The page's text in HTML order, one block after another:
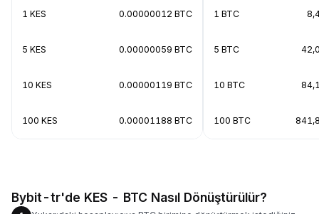
1 KES 0.00000012 BTC
5 KES 0.00000059 BTC
10 KES 0.00000119 BTC
100 KES 0.00001188 BTC
1 BTC
5 BTC
10 BTC
100 BTC
Bybit-tr'de KES - BTC Nasıl Dönüştürülür?